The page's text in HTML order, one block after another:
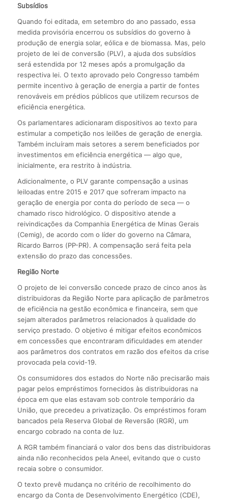
Subsídios
Quando foi editada, em setembro do ano passado, essa
medida provisória encerrou os subsídios do governo à
produção de energia solar, eólica e de biomassa. Mas, pelo
projeto de lei de conversão (PLV), a ajuda dos subsídios
será estendida por 12 meses após a promulgação da
respectiva lei. O texto aprovado pelo Congresso também
permite incentivo à geração de energia a partir de fontes
renováveis em prédios públicos que utilizem recursos de
eficiência energética.
Os parlamentares adicionaram dispositivos ao texto para
estimular a competição nos leilões de geração de energia.
Também incluíram mais setores a serem beneficiados por
investimentos em eficiência energética — algo que,
inicialmente, era restrito à indústria.
Adicionalmente, o PLV garante compensação a usinas
leiloadas entre 2015 e 2017 que sofreram impacto na
geração de energia por conta do período de seca — o
chamado risco hidrológico. O dispositivo atende a
reivindicações da Companhia Energética de Minas Gerais
(Cemig), de acordo com o líder do governo na Câmara,
Ricardo Barros (PP-PR). A compensação será feita pela
extensão do prazo das concessões.
Região Norte
O projeto de lei conversão concede prazo de cinco anos às
distribuidoras da Região Norte para aplicação de parâmetros
de eficiência na gestão econômica e financeira, sem que
sejam alterados parâmetros relacionados à qualidade do
serviço prestado. O objetivo é mitigar efeitos econômicos
em concessões que encontraram dificuldades em atender
aos parâmetros dos contratos em razão dos efeitos da crise
provocada pela covid-19.
Os consumidores dos estados do Norte não precisarão mais
pagar pelos empréstimos fornecidos às distribuidoras na
época em que elas estavam sob controle temporário da
União, que precedeu a privatização. Os empréstimos foram
bancados pela Reserva Global de Reversão (RGR), um
encargo cobrado na conta de luz.
A RGR também financiará o valor dos bens das distribuidoras
ainda não reconhecidos pela Aneel, evitando que o custo
recaia sobre o consumidor.
O texto prevê mudança no critério de recolhimento do
encargo da Conta de Desenvolvimento Energético (CDE),